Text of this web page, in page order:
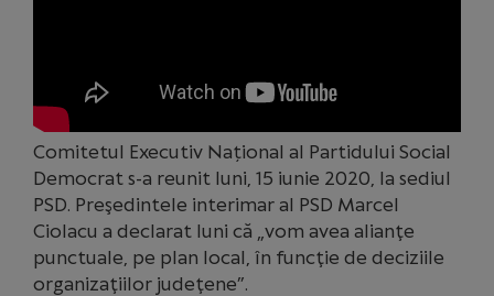
Comitetul Executiv Național al Partidului Social
Democrat s-a reunit luni, 15 iunie 2020, la sediul
PSD. Preşedintele interimar al PSD Marcel
Ciolacu a declarat luni că „vom avea alianţe
punctuale, pe plan local, în funcţie de deciziile
organizaţiilor judeţene”.